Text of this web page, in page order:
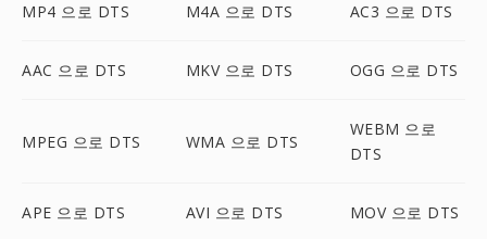
MP4 으로 DTS M4A 으로 DTS AC3 으로 DTS
AAC 으로 DTS MKV 으로 DTS OGG 으로 DTS
MPEG 으로 DTS WMA 으로 DTS
WEBM 으로
DTS
APE 으로 DTS AVI 으로 DTS MOV 으로 DTS